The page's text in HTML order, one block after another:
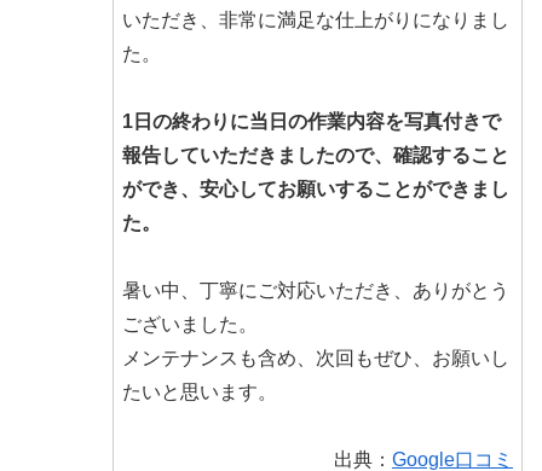
いただき、非常に満足な仕上がりになりまし
た。
1日の終わりに当日の作業内容を写真付きで
報告していただきましたので、確認すること
ができ、安心してお願いすることができまし
た。
暑い中、丁寧にご対応いただき、ありがとう
ございました。
メンテナンスも含め、次回もぜひ、お願いし
たいと思います。
出典： Google口コミ